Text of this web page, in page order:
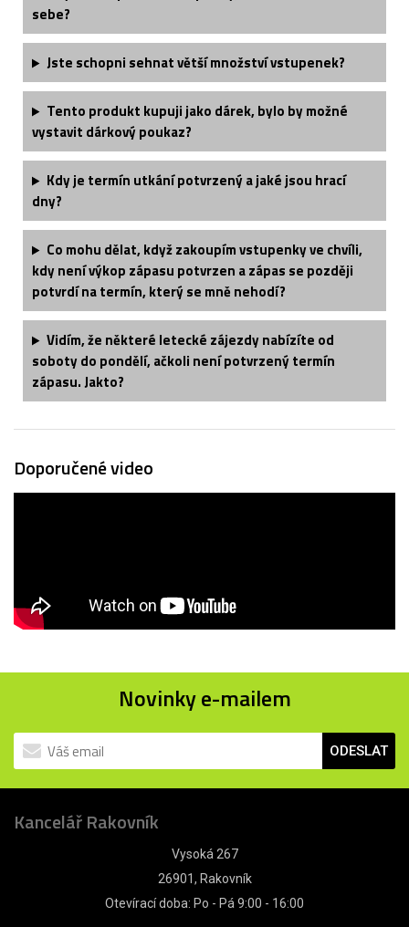
sebe?
Jste schopni sehnat větší množství vstupenek?
Tento produkt kupuji jako dárek, bylo by možné
vystavit dárkový poukaz?
Kdy je termín utkání potvrzený a jaké jsou hrací
dny?
Co mohu dělat, když zakoupím vstupenky ve chvíli,
kdy není výkop zápasu potvrzen a zápas se později
potvrdí na termín, který se mně nehodí?
Vidím, že některé letecké zájezdy nabízíte od
soboty do pondělí, ačkoli není potvrzený termín
zápasu. Jakto?
Doporučené video
Novinky e-mailem
ODESLAT
Kancelář Rakovník
Vysoká 267
26901, Rakovník
Otevírací doba: Po - Pá 9:00 - 16:00